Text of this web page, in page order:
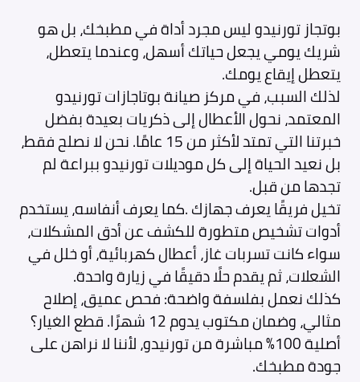
بوتجاز تورنيدو ليس مجرد أداة في مطبخك، بل هو
شريك يومي يجعل حياتك أسهل، وعندما يتعطل،
يتعطل إيقاع يومك.
لذلك السبب، في مركز صيانة بوتاجازات تورنيدو
المعتمد، نحول الأعطال إلى ذكريات بعيدة بفضل
خبرتنا التي تمتد لأكثر من 15 عامًا. نحن لا نصلح فقط،
بل نعيد الحياة إلى كل موديلات تورنيدو ببراعة لم
تجدها من قبل.
تخيل فريقًا يعرف جهازك .كما يعرف أنفاسه، يستخدم
أدوات تشخيص متطورة للكشف عن أدق المشكلات،
سواء كانت تسربات غاز، أعطال كهربائية، أو خلل في
الشعلات، ثم يقدم حلًا دقيقًا في زيارة واحدة.
كذلك نعمل بفلسفة واضحة: فحص عميق، إصلاح
مثالي، وضمان مكتوب يدوم 12 شهرًا. قطع الغيار؟
أصلية 100% مباشرة من تورنيدو، لأننا لا نراهن على
جودة مطبخك.